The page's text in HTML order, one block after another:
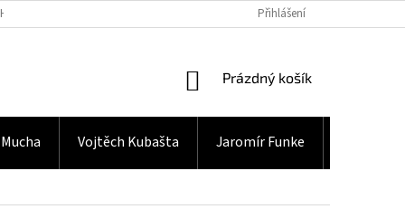
ÚDAJŮ Přihlášení
NÁKUPNÍ
Prázdný košík
Vojtěch Kubašta Jaromír Funke